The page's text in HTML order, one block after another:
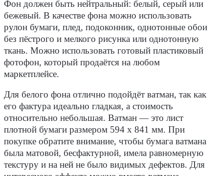
Фон должен быть нейтральный: белый, серый или
бежевый. В качестве фона можно использовать
рулон бумаги, плед, подоконник, однотонные обои
без пёстрого и мелкого рисунка или однотонную
ткань. Можно использовать готовый пластиковый
фотофон, который продаётся на любом
маркетплейсе.
Для белого фона отлично подойдёт ватман, так как
его фактура идеально гладкая, а стоимость
относительно небольшая. Ватман — это лист
плотной бумаги размером 594 х 841 мм. При
покупке обратите внимание, чтобы бумага ватмана
была матовой, бесфактурной, имела равномерную
текстуру и на ней не было видимых дефектов. Для